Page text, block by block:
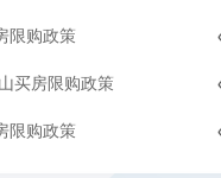
限购政策
买房限购政策
限购政策